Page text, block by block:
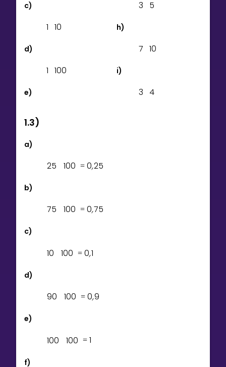
c)
1 10
d)
1 100
e)
3 5
h)
7 10
i)
3 4
1.3)
a)
25 100 = 0,25
b)
75 100 = 0,75
c)
10 100 = 0,1
d)
90 100 = 0,9
e)
100 100 = 1
f)